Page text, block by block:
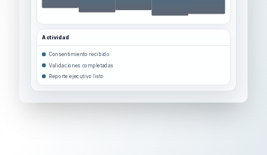
Actividad
Consentimiento recibido
Validaciones completadas
Reporte ejecutivo listo